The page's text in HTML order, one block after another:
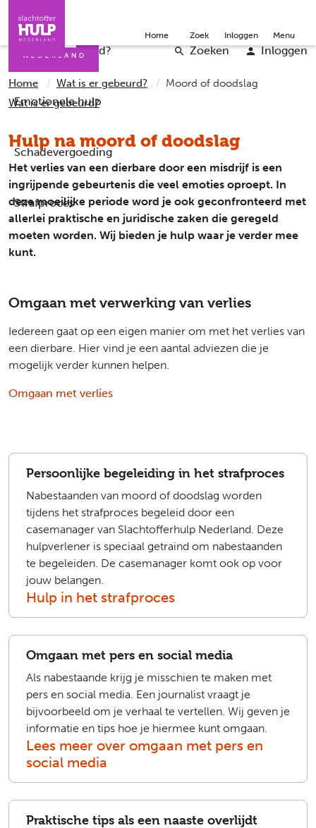
Iemand helpen Word vrijwilliger English
Wat is er gebeurd?
Emotionele hulp
Schadevergoeding
Strafproces
Zoeken Inloggen
Home Zoek Inloggen Menu
Home Wat is er gebeurd?
Moord of doodslag
Wat is er gebeurd?
Hulp na moord of doodslag
Het verlies van een dierbare door een misdrijf is een
ingrijpende gebeurtenis die veel emoties oproept. In
deze moeilijke periode word je ook geconfronteerd met
allerlei praktische en juridische zaken die geregeld
moeten worden. Wij bieden je hulp waar je verder mee
kunt.
Omgaan met verwerking van verlies
Iedereen gaat op een eigen manier om met het verlies van
een dierbare. Hier vind je een aantal adviezen die je
mogelijk verder kunnen helpen.
Omgaan met verlies
Persoonlijke begeleiding in het strafproces
Nabestaanden van moord of doodslag worden
tijdens het strafproces begeleid door een
casemanager van Slachtofferhulp Nederland. Deze
hulpverlener is speciaal getraind om nabestaanden
te begeleiden. De casemanager komt ook op voor
jouw belangen.
Hulp in het strafproces
Omgaan met pers en social media
Als nabestaande krijg je misschien te maken met
pers en social media. Een journalist vraagt je
bijvoorbeeld om je verhaal te vertellen. Wij geven je
informatie en tips hoe je hiermee kunt omgaan.
Lees meer over omgaan met pers en
social media
Praktische tips als een naaste overlijdt